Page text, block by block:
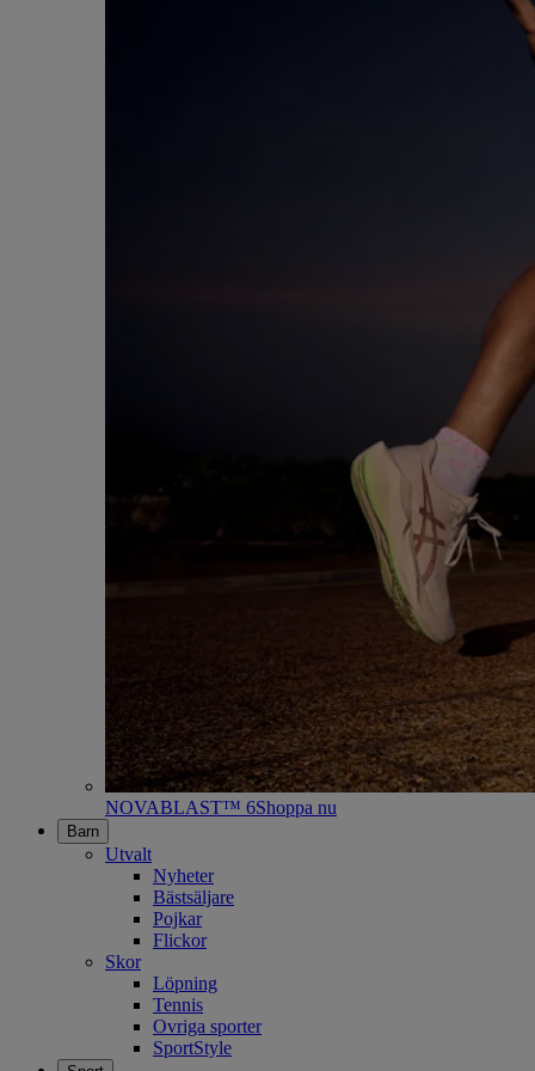
NOVABLAST™ 6Shoppa nu
Barn
Utvalt
Nyheter
Bästsäljare
Pojkar
Flickor
Skor
Löpning
Tennis
Ovriga sporter
SportStyle